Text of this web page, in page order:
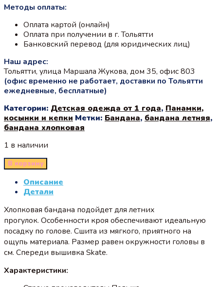
Методы оплаты:
Оплата картой (онлайн)
Оплата при получении в г. Тольятти
Банковский перевод (для юридических лиц)
Наш адрес:
Тольятти, улица Маршала Жукова, дом 35, офис 803
(офис временно не работает, доставки по Тольятти
ежедневные, бесплатные)
Категории: Детская одежда от 1 года, Панамки,
косынки и кепки Метки: Бандана, бандана летняя,
бандана хлопковая
1 в наличии
В корзину
Описание
Детали
Хлопковая бандана подойдет для летних
прогулок. Особенности кроя обеспечивают идеальную
посадку по голове. Сшита из мягкого, приятного на
ощупь материала. Размер равен окружности головы в
см. Спереди вышивка Skate.
Характеристики: